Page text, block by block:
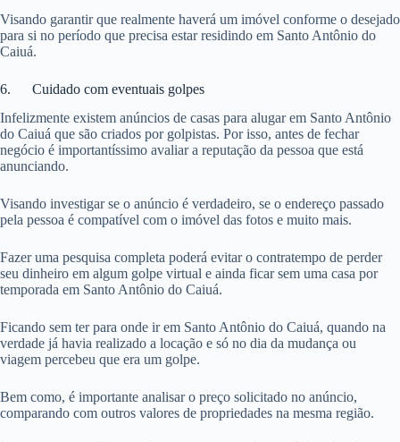
Visando garantir que realmente haverá um imóvel conforme o desejado
para si no período que precisa estar residindo em Santo Antônio do
Caiuá.
6. Cuidado com eventuais golpes
Infelizmente existem anúncios de casas para alugar em Santo Antônio
do Caiuá que são criados por golpistas. Por isso, antes de fechar
negócio é importantíssimo avaliar a reputação da pessoa que está
anunciando.
Visando investigar se o anúncio é verdadeiro, se o endereço passado
pela pessoa é compatível com o imóvel das fotos e muito mais.
Fazer uma pesquisa completa poderá evitar o contratempo de perder
seu dinheiro em algum golpe virtual e ainda ficar sem uma casa por
temporada em Santo Antônio do Caiuá.
Ficando sem ter para onde ir em Santo Antônio do Caiuá, quando na
verdade já havia realizado a locação e só no dia da mudança ou
viagem percebeu que era um golpe.
Bem como, é importante analisar o preço solicitado no anúncio,
comparando com outros valores de propriedades na mesma região.